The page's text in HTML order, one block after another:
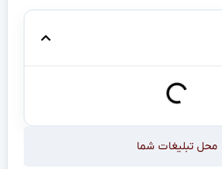
محل تبلیغات شما